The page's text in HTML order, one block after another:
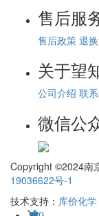
售后服
售后政策 退
关于望
公司介绍 联
微信公
Copyright ©2024南
19036622号-1
技术支持： 库价化学